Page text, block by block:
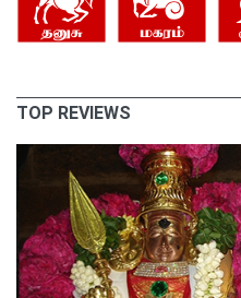
TOP REVIEWS